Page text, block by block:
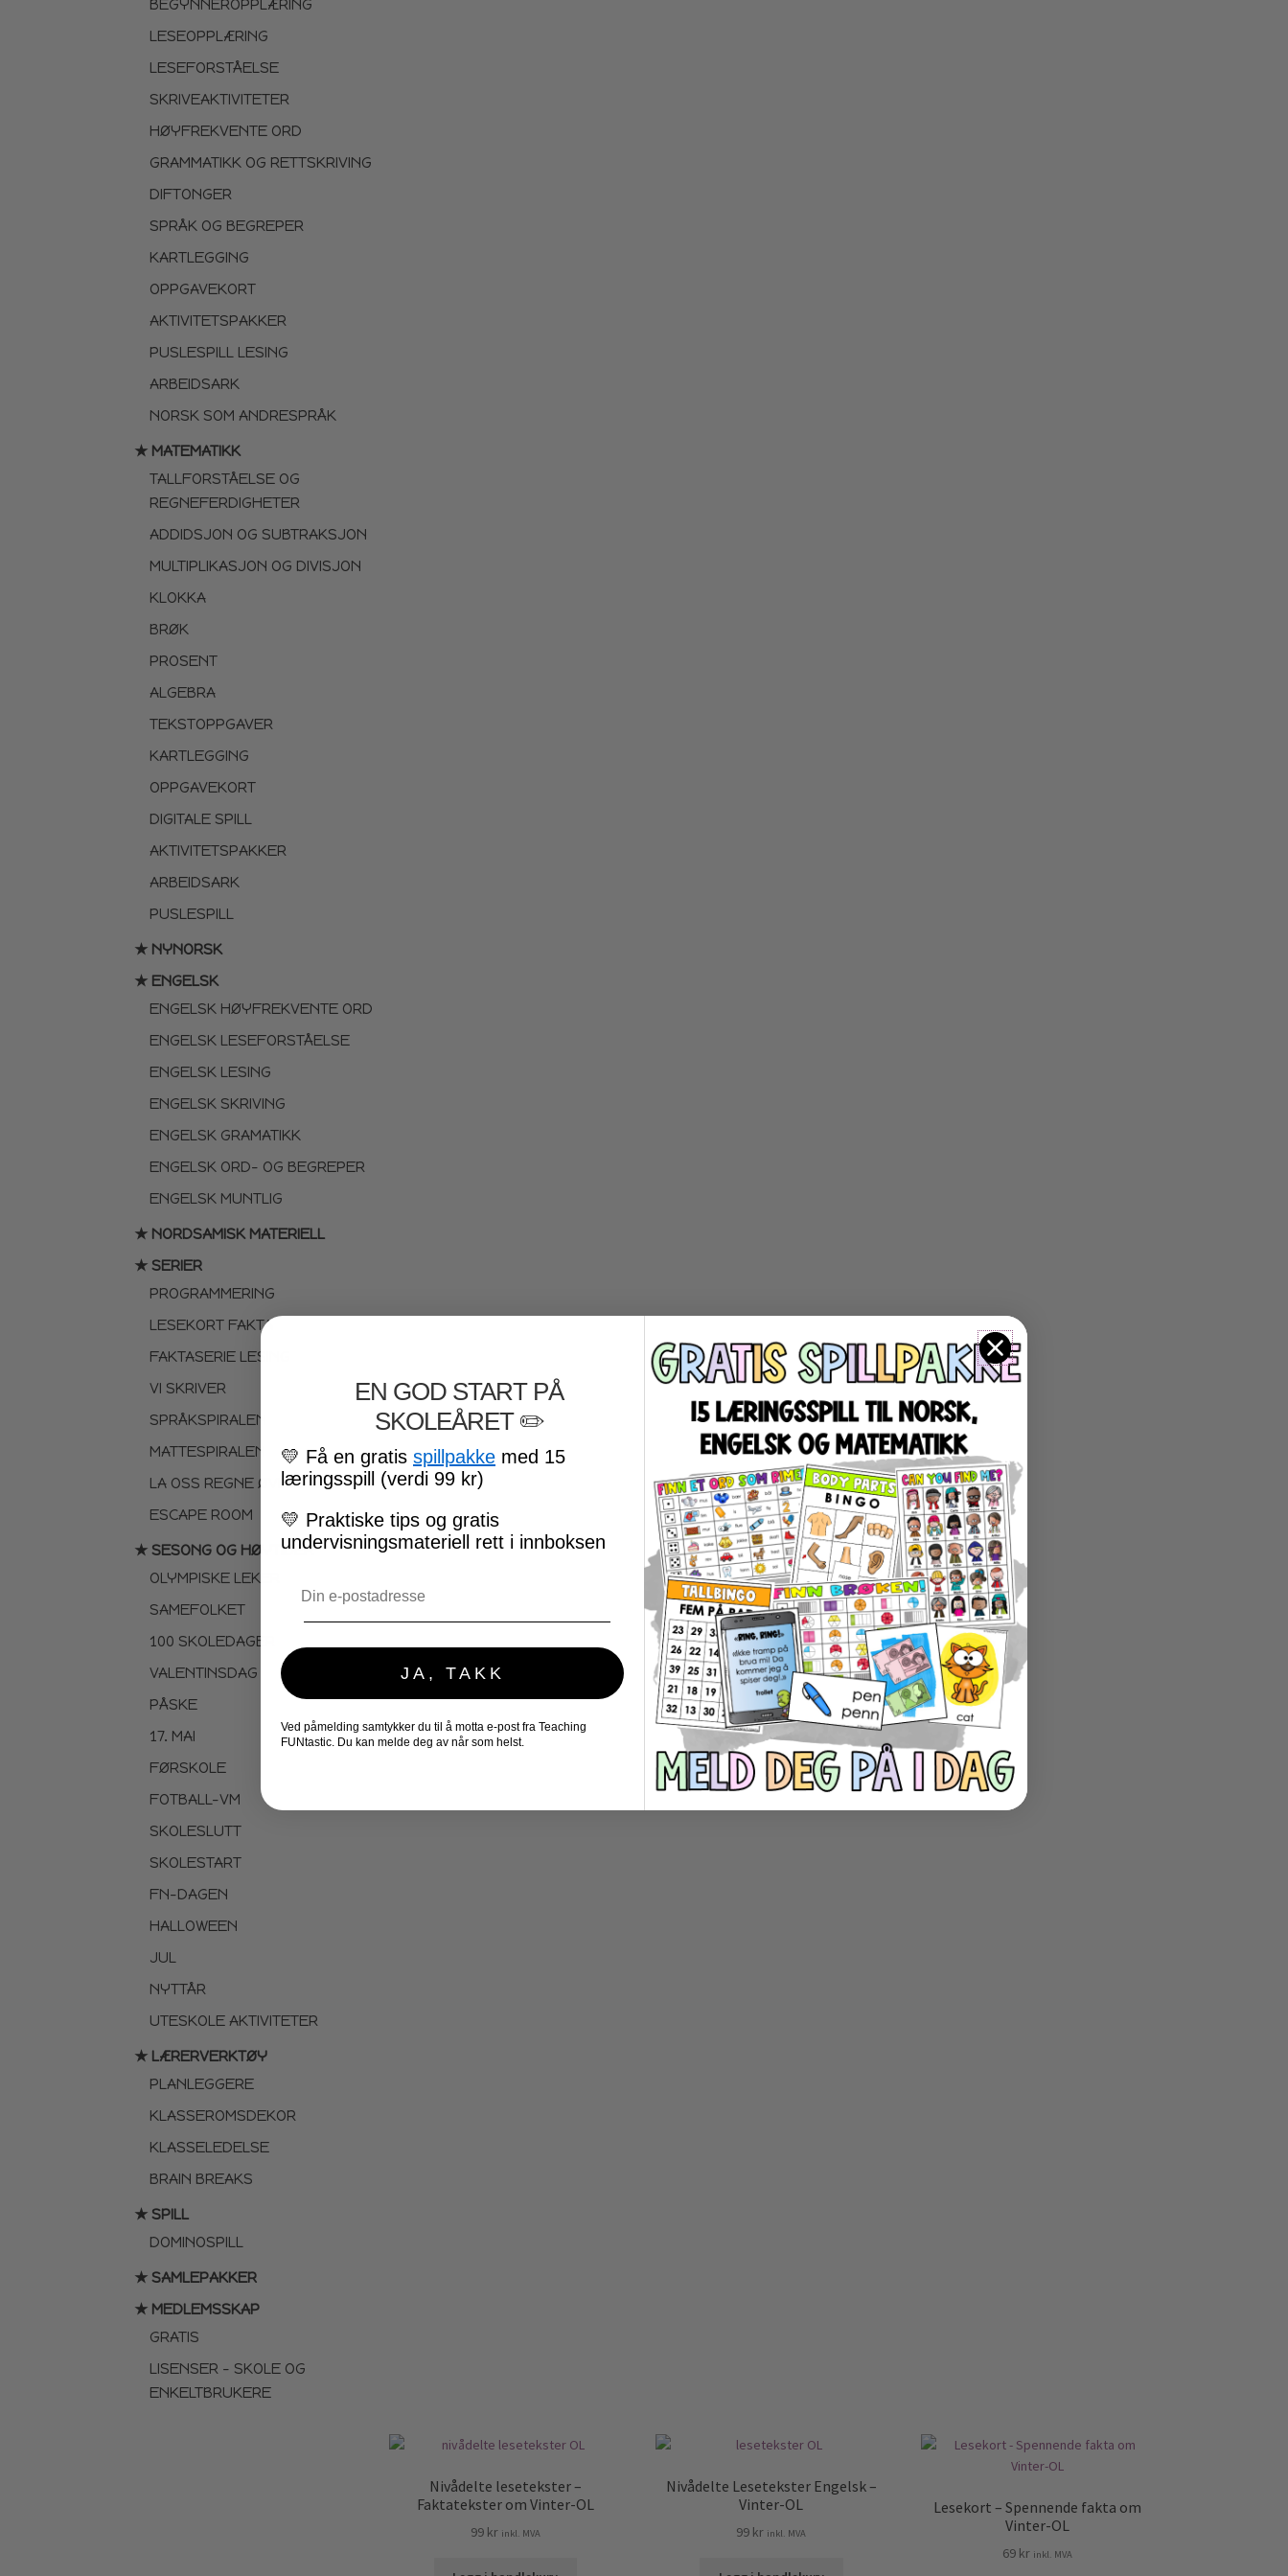
BEGYNNEROPPLÆRING
LESEOPPLÆRING
LESEFORSTÅELSE
SKRIVEAKTIVITETER
HØYFREKVENTE ORD
GRAMMATIKK OG RETTSKRIVING
DIFTONGER
SPRÅK OG BEGREPER
KARTLEGGING
OPPGAVEKORT
AKTIVITETSPAKKER
PUSLESPILL LESING
ARBEIDSARK
NORSK SOM ANDRESPRÅK
★ MATEMATIKK
TALLFORSTÅELSE OG
REGNEFERDIGHETER
ADDIDSJON OG SUBTRAKSJON
MULTIPLIKASJON OG DIVISJON
KLOKKA
BRØK
PROSENT
ALGEBRA
TEKSTOPPGAVER
KARTLEGGING
OPPGAVEKORT
DIGITALE SPILL
AKTIVITETSPAKKER
ARBEIDSARK
PUSLESPILL
★ NYNORSK
★ ENGELSK
ENGELSK HØYFREKVENTE ORD
ENGELSK LESEFORSTÅELSE
ENGELSK LESING
ENGELSK SKRIVING
ENGELSK GRAMATIKK
ENGELSK ORD- OG BEGREPER
ENGELSK MUNTLIG
★ NORDSAMISK MATERIELL
★ SERIER
PROGRAMMERING
LESEKORT FAKTA
FAKTASERIE LESING
VI SKRIVER
SPRÅKSPIRALEN
MATTESPIRALEN
LA OSS REGNE ØVEBØKER
ESCAPE ROOM
★ SESONG OG HØYTIDER
OLYMPISKE LEKER
SAMEFOLKET
100 SKOLEDAGER
VALENTINSDAG
PÅSKE
17. MAI
FØRSKOLE
FOTBALL-VM
SKOLESLUTT
SKOLESTART
FN-DAGEN
HALLOWEEN
JUL
NYTTÅR
UTESKOLE AKTIVITETER
★ LÆRERVERKTØY
PLANLEGGERE
KLASSEROMSDEKOR
KLASSELEDELSE
BRAIN BREAKS
★ SPILL
DOMINOSPILL
★ SAMLEPAKKER
★ MEDLEMSSKAP
GRATIS
LISENSER – SKOLE OG
ENKELTBRUKERE
Nivådelte lesetekster –
Faktatekster om Vinter-OL
99 kr inkl. MVA
Nivådelte Lesetekster Engelsk –
Vinter-OL
99 kr inkl. MVA
Lesekort – Spennende fakta om
Vinter-OL
69 kr inkl. MVA
EN GOD START PÅ
SKOLEÅRET​ ✏️
💛 Få en gratis spillpakke med 15
læringsspill (verdi 99 kr)
💛 Praktiske tips og gratis
undervisningsmateriell rett i innboksen
JA, TAKK
Ved påmelding samtykker du til å motta e-post fra Teaching
FUNtastic. Du kan melde deg av når som helst.